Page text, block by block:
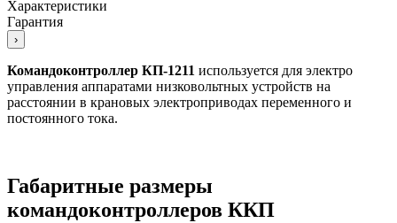
Характеристики
Гарантия
›
Командоконтроллер КП-1211 используется для электро
управления аппаратами низковольтных устройств на
расстоянии в крановых электроприводах переменного и
постоянного тока.
Габаритные размеры
командоконтроллеров ККП